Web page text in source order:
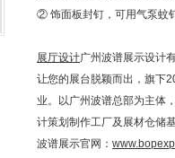
② 饰面板封钉，可用气泵蚊
展厅设计广州波谱展示设计
让您的展台脱颖而出，旗下
业。以广州波谱总部为主体
计策划制作工厂及展材仓储
波谱展示官网：